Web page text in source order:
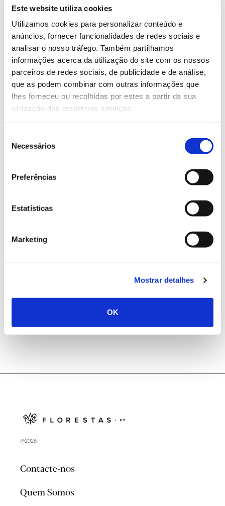
Este website utiliza cookies
Utilizamos cookies para personalizar conteúdo e
anúncios, fornecer funcionalidades de redes sociais e
analisar o nosso tráfego. Também partilhamos
informações acerca da utilização do site com os nossos
parceiros de redes sociais, de publicidade e de análise,
que as podem combinar com outras informações que
lhes forneceu ou recolhidas por estes a partir da sua
utilização dos respetivos serviços.
Necessários
Preferências
Estatísticas
Marketing
Mostrar detalhes
OK
webinar que vai decorrer entre as 10:00 e as 13:00.
Saiba mais sobre o webinar Woods into
13.07.2026
Genoma do priolo e de outras espécies em risco:
conhecer para conservar
02.07.2026
cidadãos chamados a ajudar
Natureza e florestas procuram jovens voluntários
@2026
Contacte-nos
Quem Somos